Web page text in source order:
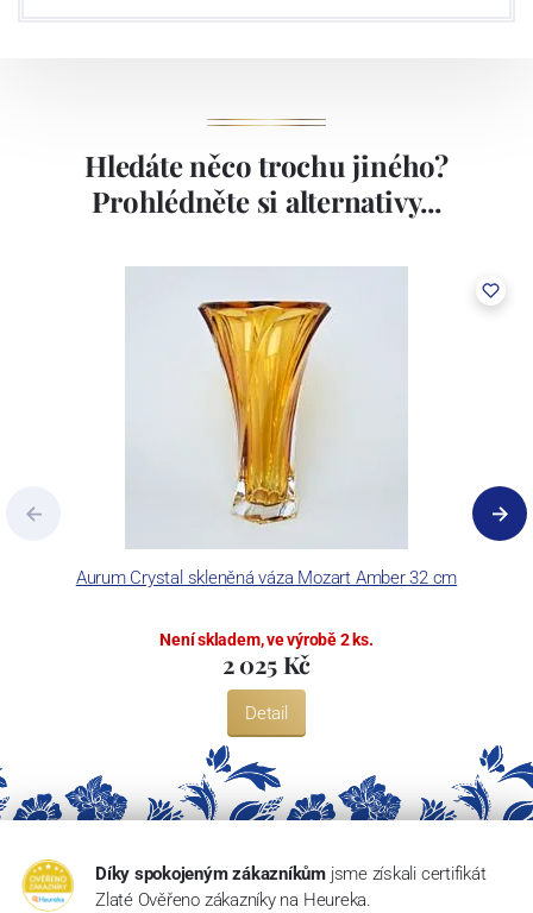
Hledáte něco trochu jiného?
Prohlédněte si alternativy...
Aurum Crystal skleněná váza Mozart Amber 32 cm
Není skladem, ve výrobě 2 ks.
2 025 Kč
Detail
Díky spokojeným zákazníkům jsme získali certifikát
Zlaté Ověřeno zákazníky na Heureka.